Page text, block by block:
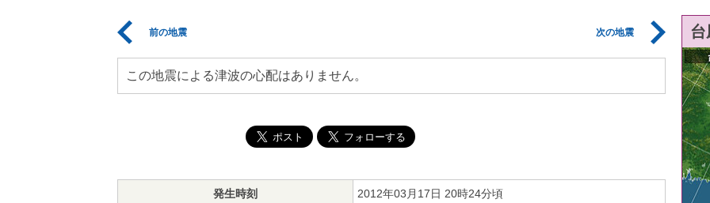
前の地震 次の地震
この地震による津波の心配はありません。
発生時刻 2012年03月17日 20時24分頃